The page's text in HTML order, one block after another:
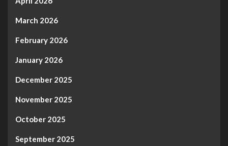
March 2026
February 2026
January 2026
December 2025
November 2025
October 2025
September 2025